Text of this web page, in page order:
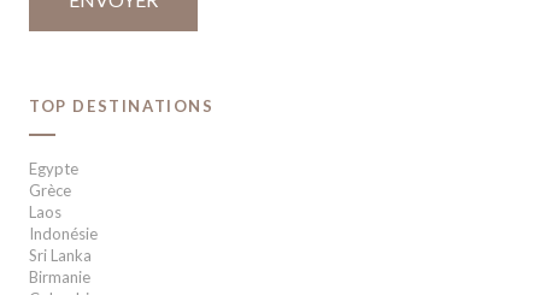
TOP DESTINATIONS
Egypte
Grèce
Laos
Indonésie
Sri Lanka
Birmanie